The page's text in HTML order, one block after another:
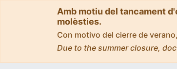
Amb motiu del tancament
molèsties.
Con motivo del cierre de
Due to the summer closure,